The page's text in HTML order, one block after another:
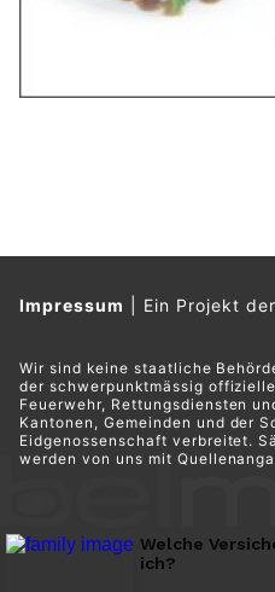
Impressum Ein Projekt
Wir sind keine staatliche
der schwerpunktmässig
Feuerwehr, Rettungsdiensten
Kantonen, Gemeinden und der
Eidgenossenschaft verbreitet.
werden von uns mit